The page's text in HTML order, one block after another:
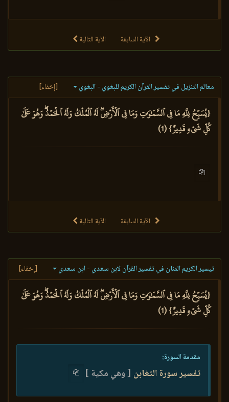
الآية السابقة الآية التالية
معالم التنزيل في تفسير القرآن الكريم للبغوي - البغوي [إخفاء]
{يُسَبِّحُ لِلَّهِ مَا فِي ٱلسَّمَٰوَٰتِ وَمَا فِي ٱلۡأَرۡضِۖ لَهُ ٱلۡمُلۡكُ وَلَهُ ٱلۡحَمۡدُۖ وَهُوَ عَلَىٰ
كُلِّ شَيۡءٖ قَدِيرٌ} (1)
الآية السابقة الآية التالية
تيسير الكريم المنان في تفسير القرآن لابن سعدي - ابن سعدي [إخفاء]
{يُسَبِّحُ لِلَّهِ مَا فِي ٱلسَّمَٰوَٰتِ وَمَا فِي ٱلۡأَرۡضِۖ لَهُ ٱلۡمُلۡكُ وَلَهُ ٱلۡحَمۡدُۖ وَهُوَ عَلَىٰ
كُلِّ شَيۡءٖ قَدِيرٌ} (1)
مقدمة السورة:
تفسير سورة التغابن [ وهي مكية ]